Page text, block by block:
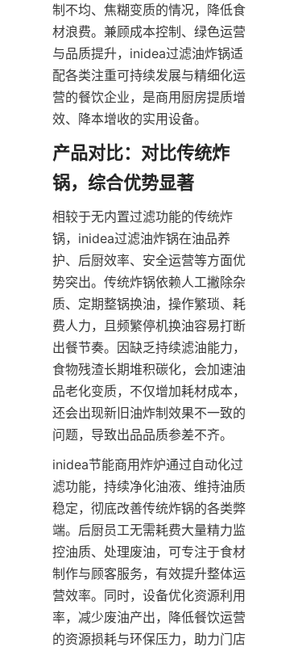
制不均、焦糊变质的情况，降低食
材浪费。兼顾成本控制、绿色运营
与品质提升，inidea过滤油炸锅适
配各类注重可持续发展与精细化运
营的餐饮企业，是商用厨房提质增
效、降本增收的实用设备。
产品对比：对比传统炸
锅，综合优势显著
相较于无内置过滤功能的传统炸
锅，inidea过滤油炸锅在油品养
护、后厨效率、安全运营等方面优
势突出。传统炸锅依赖人工撇除杂
质、定期整锅换油，操作繁琐、耗
费人力，且频繁停机换油容易打断
出餐节奏。因缺乏持续滤油能力，
食物残渣长期堆积碳化，会加速油
品老化变质，不仅增加耗材成本，
还会出现新旧油炸制效果不一致的
问题，导致出品品质参差不齐。
inidea节能商用炸炉通过自动化过
滤功能，持续净化油液、维持油质
稳定，彻底改善传统炸锅的各类弊
端。后厨员工无需耗费大量精力监
控油质、处理废油，可专注于食材
制作与顾客服务，有效提升整体运
营效率。同时，设备优化资源利用
率，减少废油产出，降低餐饮运营
的资源损耗与环保压力，助力门店